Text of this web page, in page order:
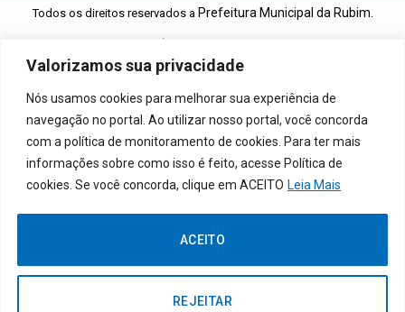
Valorizamos sua privacidade
Nós usamos cookies para melhorar sua experiência de
navegação no portal. Ao utilizar nosso portal, você concorda
com a política de monitoramento de cookies. Para ter mais
informações sobre como isso é feito, acesse Política de
cookies. Se você concorda, clique em ACEITO Leia Mais
REJEITAR
ACEITO
Todos os direitos reservados a Prefeitura Municipal da Rubim.